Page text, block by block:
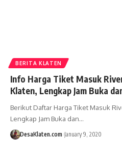
BERITA KLATEN
Info Harga Tiket Masuk
Klaten, Lengkap Jam Buka
Berikut Daftar Harga Tiket Masuk
Lengkap Jam Buka dan…
DesaKlaten.com January 9, 2020